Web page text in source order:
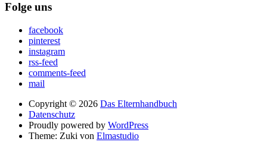
Folge uns
facebook
pinterest
instagram
rss-feed
comments-feed
mail
Copyright © 2026 Das Elternhandbuch
Datenschutz
Proudly powered by WordPress
Theme: Zuki von Elmastudio